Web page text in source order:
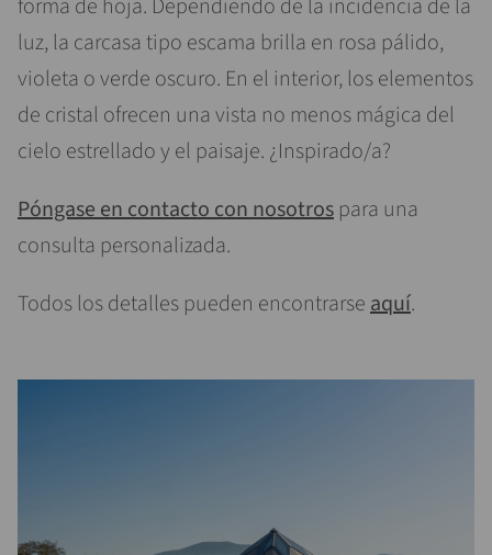
forma de hoja. Dependiendo de la incidencia de la
luz, la carcasa tipo escama brilla en rosa pálido,
violeta o verde oscuro. En el interior, los elementos
de cristal ofrecen una vista no menos mágica del
cielo estrellado y el paisaje. ¿Inspirado/a?
Póngase en contacto con nosotros para una
consulta personalizada.
Todos los detalles pueden encontrarseaquí.